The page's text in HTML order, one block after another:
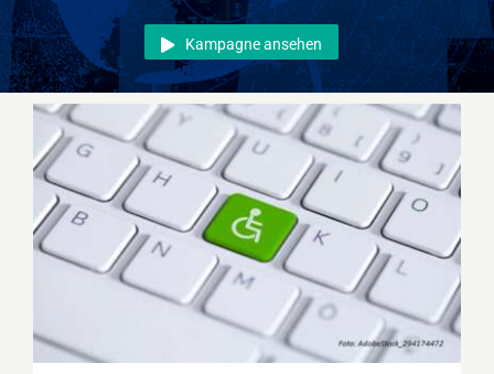
Events
Überregional
Jobs
Newsletter
Kontakt
Kampagne ansehen
„Barrierefreiheitsstärkungsgesetz“